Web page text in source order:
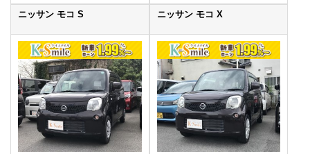
ニッサン モコ S ニッサン モコ X